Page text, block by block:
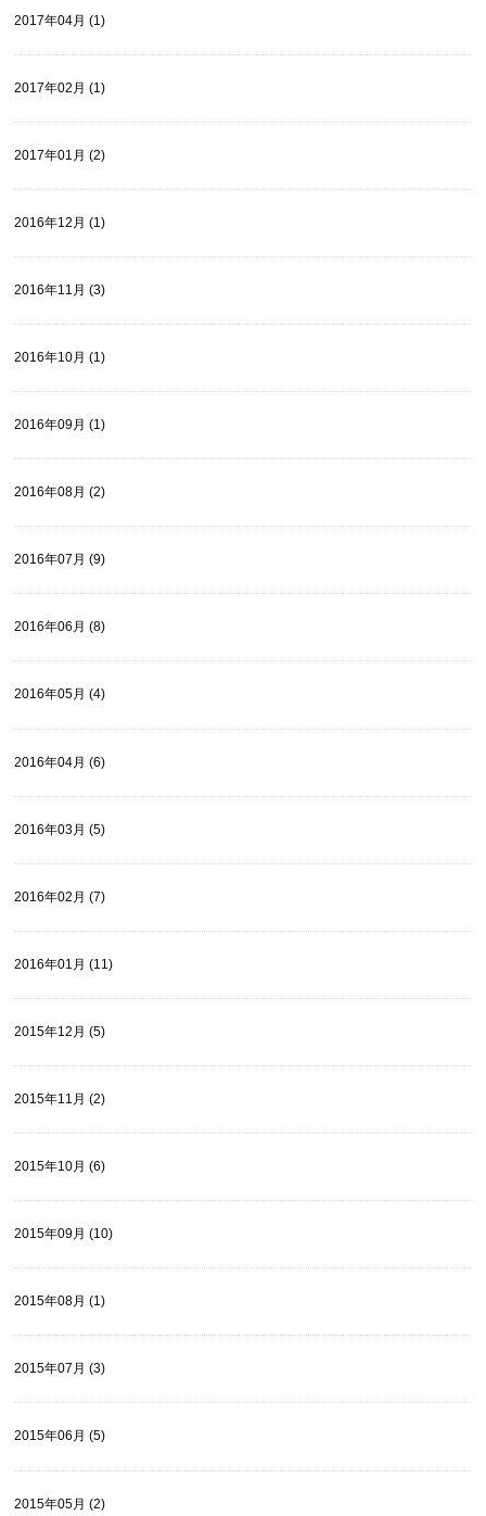
2017年04月 (1)
2017年02月 (1)
2017年01月 (2)
2016年12月 (1)
2016年11月 (3)
2016年10月 (1)
2016年09月 (1)
2016年08月 (2)
2016年07月 (9)
2016年06月 (8)
2016年05月 (4)
2016年04月 (6)
2016年03月 (5)
2016年02月 (7)
2016年01月 (11)
2015年12月 (5)
2015年11月 (2)
2015年10月 (6)
2015年09月 (10)
2015年08月 (1)
2015年07月 (3)
2015年06月 (5)
2015年05月 (2)